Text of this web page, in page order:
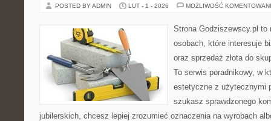
POSTED BY ADMIN LUT - 1 - 2026 MOŻLIWOŚĆ
Strona Godziszewscy.pl
osobach, które interesuje
oraz sprzedaż złota do
To serwis poradnikowy, w
estetyczne z użytecznymi
szukasz sprawdzonego
jubilerskich, chcesz lepiej zrozumieć oznaczenia na wyrobach